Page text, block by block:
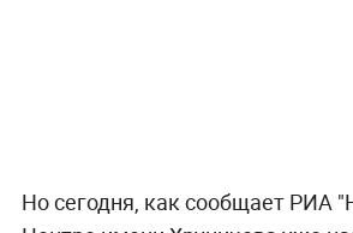
Но сегодня, как сообщает РИА